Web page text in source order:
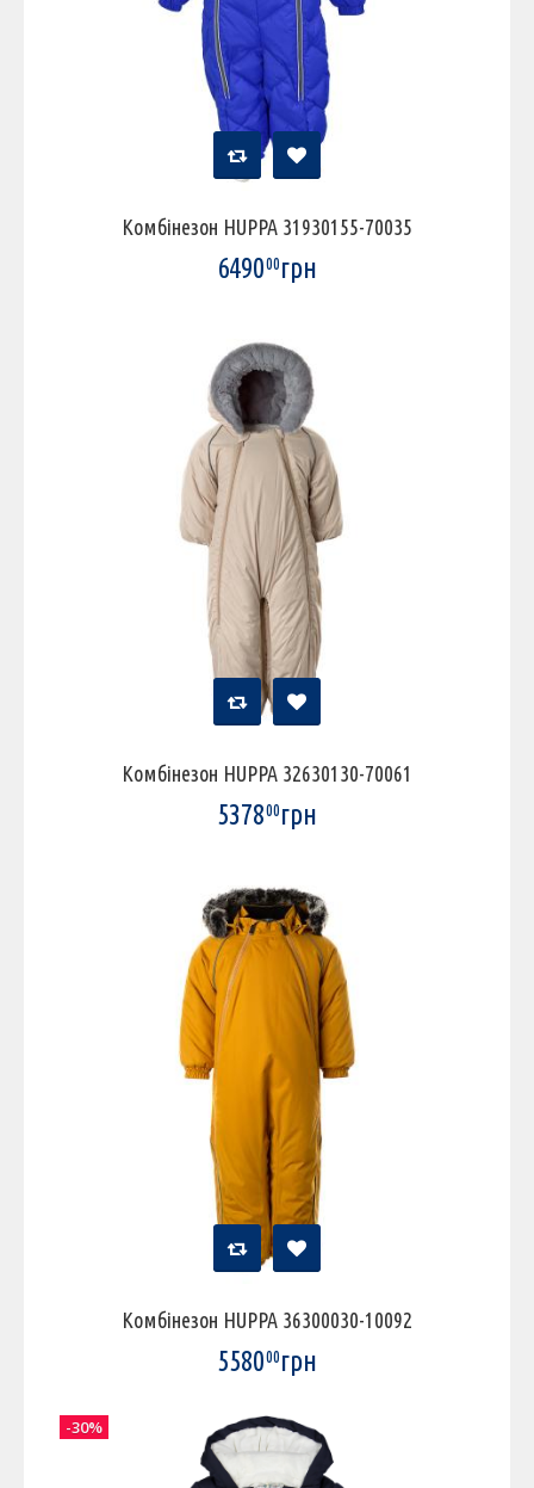
Комбінезон HUPPA 31930155-70035
649000грн
Комбінезон HUPPA 32630130-70061
537800грн
Комбінезон HUPPA 36300030-10092
558000грн
-30%